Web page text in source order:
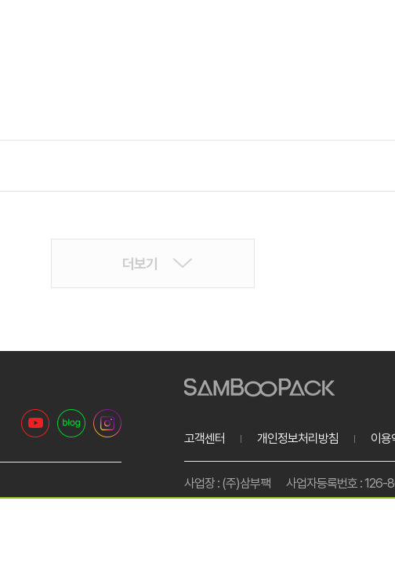
더보기
1005-801-612277
고객센터 개인정보처리방침 이용
사업장 : (주)삼부팩 사업자등록번호 :
고객센터 : 1599-4939
팩스번호 : 0303-